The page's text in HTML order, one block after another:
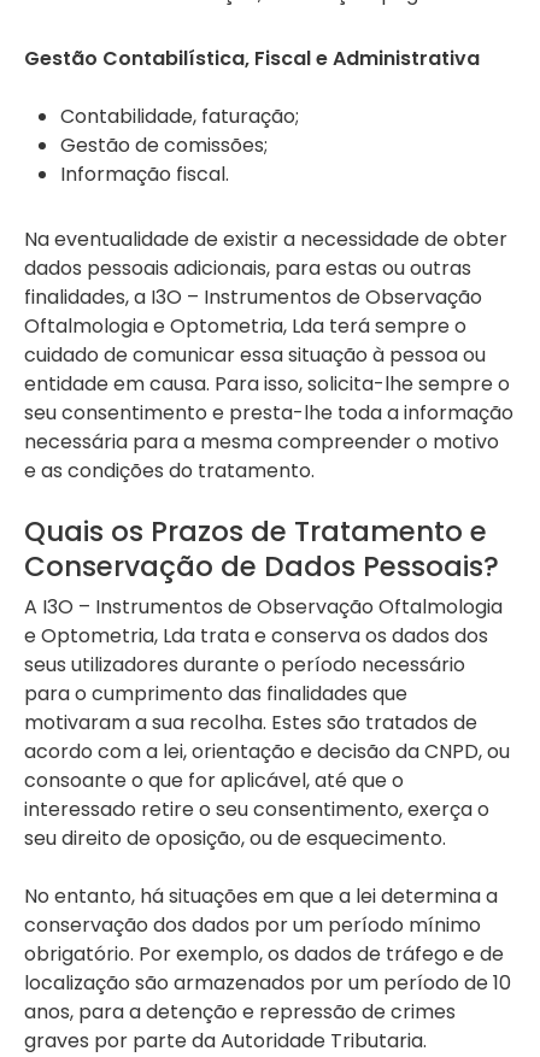
Gestão Contabilística, Fiscal e Administrativa
Contabilidade, faturação;
Gestão de comissões;
Informação fiscal.
Na eventualidade de existir a necessidade de obter
dados pessoais adicionais, para estas ou outras
finalidades, a I3O – Instrumentos de Observação
Oftalmologia e Optometria, Lda terá sempre o
cuidado de comunicar essa situação à pessoa ou
entidade em causa. Para isso, solicita-lhe sempre o
seu consentimento e presta-lhe toda a informação
necessária para a mesma compreender o motivo
e as condições do tratamento.
Quais os Prazos de Tratamento e
Conservação de Dados Pessoais?
A I3O – Instrumentos de Observação Oftalmologia
e Optometria, Lda trata e conserva os dados dos
seus utilizadores durante o período necessário
para o cumprimento das finalidades que
motivaram a sua recolha. Estes são tratados de
acordo com a lei, orientação e decisão da CNPD, ou
consoante o que for aplicável, até que o
interessado retire o seu consentimento, exerça o
seu direito de oposição, ou de esquecimento.
No entanto, há situações em que a lei determina a
conservação dos dados por um período mínimo
obrigatório. Por exemplo, os dados de tráfego e de
localização são armazenados por um período de 10
anos, para a detenção e repressão de crimes
graves por parte da Autoridade Tributaria.